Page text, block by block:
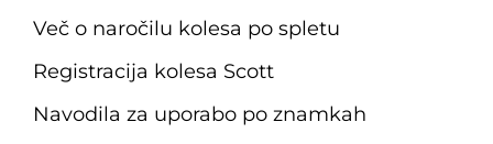
Več o naročilu kolesa po spletu
Registracija kolesa Scott
Navodila za uporabo po znamkah